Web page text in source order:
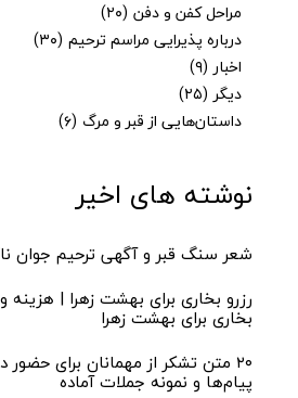
نوشته های اخیر
شعر سنگ قبر و آگهی ترحیم جوان
رزرو بخاری برای بهشت زهرا | هزینه
بخاری برای بهشت زهرا
۲۰ متن تشکر از مهمانان برای
پیام‌ها و نمونه جملات آماده
مراحل کفن و دفن (۲۰)
درباره پذیرایی مراسم ترحیم (۳۰)
اخبار (۹)
دیگر (۲۵)
داستان‌هایی از قبر و مرگ (۶)